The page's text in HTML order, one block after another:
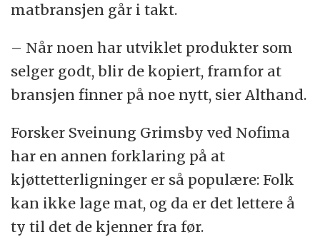
matbransjen går i takt.
– Når noen har utviklet produkter som
selger godt, blir de kopiert, framfor at
bransjen finner på noe nytt, sier Althand.
Forsker Sveinung Grimsby ved Nofima
har en annen forklaring på at
kjøttetterligninger er så populære: Folk
kan ikke lage mat, og da er det lettere å
ty til det de kjenner fra før.